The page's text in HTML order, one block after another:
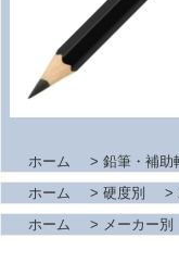
ホーム > 鉛筆・補助
ホーム
> 硬度別 >
ホーム
> メーカー別